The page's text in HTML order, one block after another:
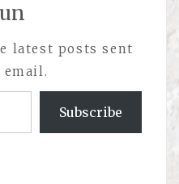
latest posts sent
Subscribe